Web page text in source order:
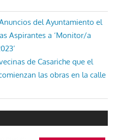
del Ayuntamiento el
Aspirantes a ‘Monitor/a
de Casariche que el
las obras en la calle